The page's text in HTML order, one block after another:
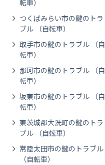
転車）
つくばみらい市の鍵のトラ
ブル （自転車）
取手市の鍵のトラブル （自
転車）
那珂市の鍵のトラブル （自
転車）
坂東市の鍵のトラブル （自
転車）
東茨城郡大洗町の鍵のトラ
ブル （自転車）
常陸太田市の鍵のトラブル
（自転車）